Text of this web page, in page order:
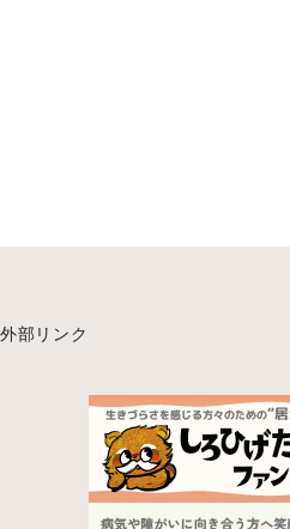
外部リンク